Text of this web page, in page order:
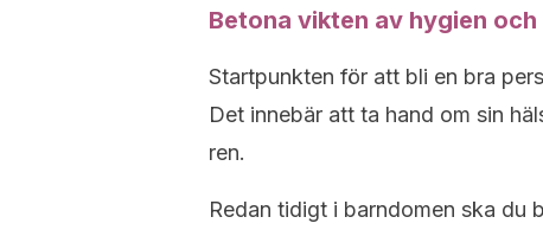
Betona vikten av hygien
Startpunkten för att bli en bra
Det innebär att ta hand om sin
ren.
Redan tidigt i barndomen ska du